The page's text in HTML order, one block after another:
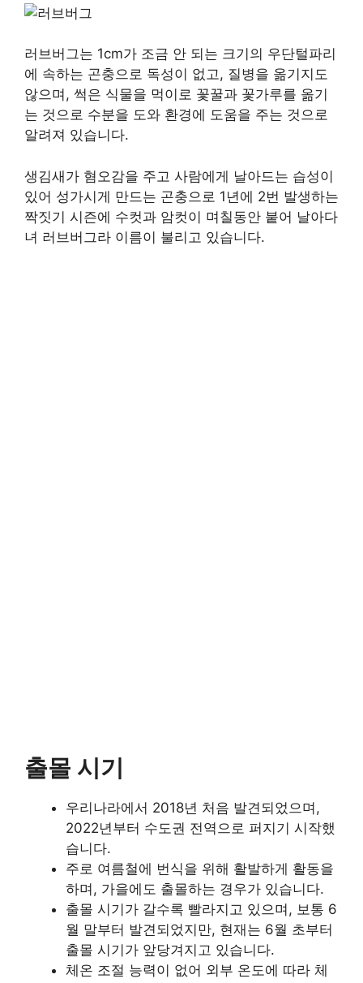
러브버그는 1cm가 조금 안 되는 크기의 우단털파리
에 속하는 곤충으로 독성이 없고, 질병을 옮기지도
않으며, 썩은 식물을 먹이로 꽃꿀과 꽃가루를 옮기
는 것으로 수분을 도와 환경에 도움을 주는 것으로
알려져 있습니다.
생김새가 혐오감을 주고 사람에게 날아드는 습성이
있어 성가시게 만드는 곤충으로 1년에 2번 발생하는
짝짓기 시즌에 수컷과 암컷이 며칠동안 붙어 날아다
녀 러브버그라 이름이 불리고 있습니다.
출몰 시기
우리나라에서 2018년 처음 발견되었으며,
2022년부터 수도권 전역으로 퍼지기 시작했
습니다.
주로 여름철에 번식을 위해 활발하게 활동을
하며, 가을에도 출몰하는 경우가 있습니다.
출몰 시기가 갈수록 빨라지고 있으며, 보통 6
월 말부터 발견되었지만, 현재는 6월 초부터
출몰 시기가 앞당겨지고 있습니다.
체온 조절 능력이 없어 외부 온도에 따라 체